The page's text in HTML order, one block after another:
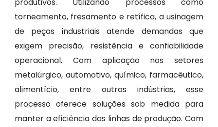
torneamento, fresamento e retífica, a usinagem
de peças industriais atende demandas que
exigem precisão, resistência e confiabilidade
operacional. Com aplicação nos setores
metalúrgico, automotivo, químico, farmacêutico,
alimentício, entre outras indústrias, esse
processo oferece soluções sob medida para
manter a eficiência das linhas de produção. Com